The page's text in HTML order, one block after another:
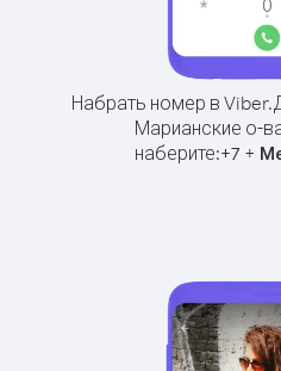
Набрать номер в Viber.
Марианские о-
наберите:+7 +